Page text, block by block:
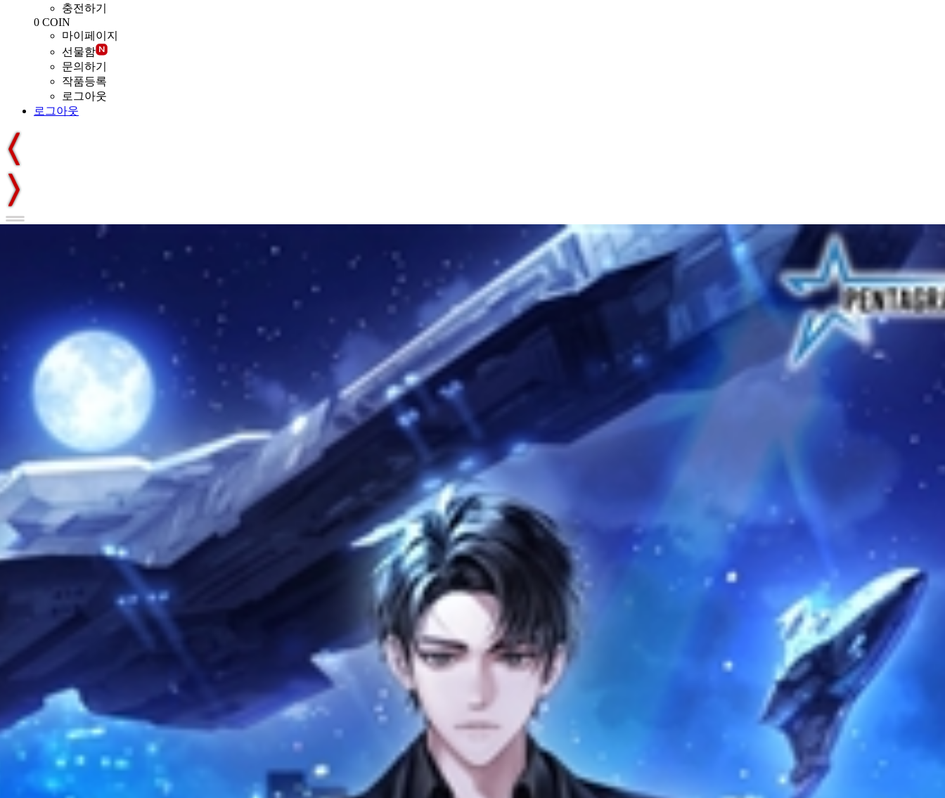
충전하기
0 COIN
마이페이지
선물함
문의하기
작품등록
로그아웃
로그아웃